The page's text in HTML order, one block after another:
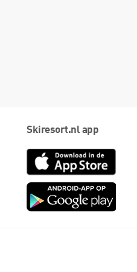
Skiresort.nl app
App